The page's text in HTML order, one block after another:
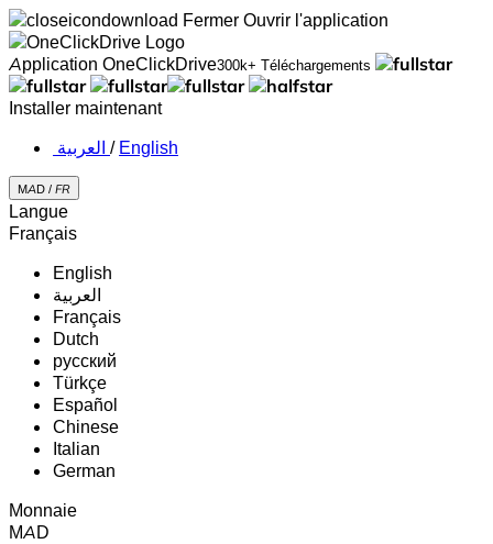
Fermer Ouvrir l'application
Application OneClickDrive300k+ Téléchargements
Installer maintenant
‏العربية ‏ / English
MAD / FR
Langue
Français
English
‏العربية‏
Français
Dutch
русский
Türkçe
Español
Chinese
Italian
German
Monnaie
MAD